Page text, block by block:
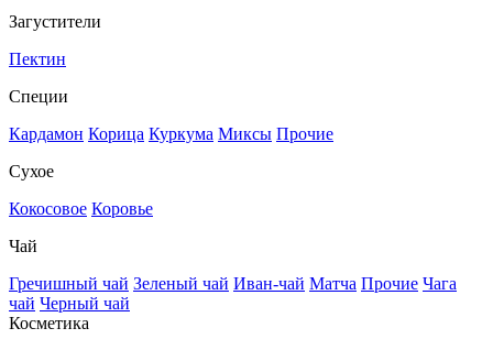
Загустители
Пектин
Специи
Кардамон Корица Куркума Миксы Прочие
Сухое
Кокосовое Коровье
Чай
Гречишный чай Зеленый чай Иван-чай Матча Прочие Чага
чай Черный чай
Косметика